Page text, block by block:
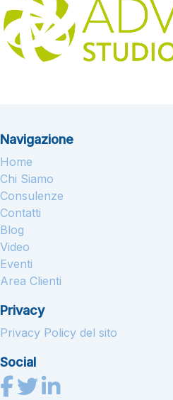
Navigazione
Home
Chi Siamo
Consulenze
Contatti
Blog
Video
Eventi
Area Clienti
Privacy
Privacy Policy del sito
Social